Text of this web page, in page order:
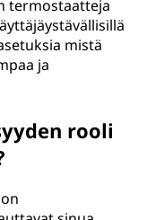
termostaatteja
mistä
ja
rooli